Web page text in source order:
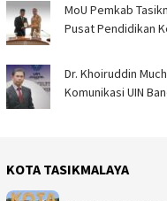
MoU Pemkab
Pusat Pendidikan
Dr. Khoiruddin
Komunikasi UIN
KOTA TASIKMALAYA